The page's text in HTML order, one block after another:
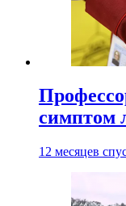
симптом
12 месяцев